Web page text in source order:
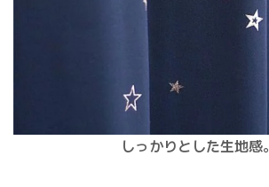
しっかりとした生地感。